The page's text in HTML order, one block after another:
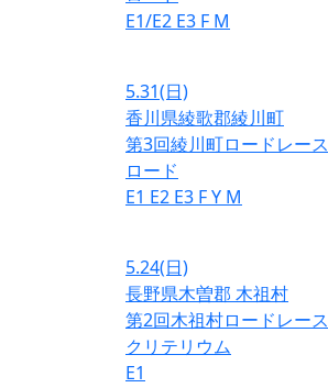
E1/E2 E3 F M
5.31(日)
香川県綾歌郡綾川町
第3回綾川町ロードレース
ロード
E1 E2 E3 FY M
5.24(日)
長野県木曽郡 木祖村
第2回木祖村ロードレース
クリテリウム
E1